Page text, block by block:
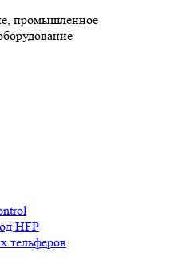
промышленное
HFP
тельферов